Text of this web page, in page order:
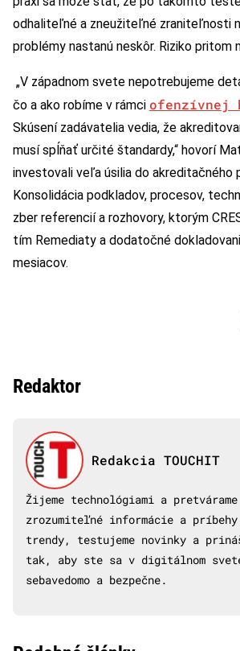
odhaliteľné a zneužiteľné zraniteľnosti
problémy nastanú neskôr. Riziko pritom
„V západnom svete nepotrebujeme
čo a ako robíme v rámci ofenzívnej
Skúsení zadávatelia vedia, že
musí spĺňať určité štandardy,“ hovorí
investovali veľa úsilia do akreditačného
Konsolidácia podkladov, procesov,
zber referencií a rozhovory, ktorým
tím Remediaty a dodatočné
mesiacov.
Redaktor
Redakcia TOUCHIT
Žijeme technológiami a
zrozumiteľné informácie a
trendy, testujeme novinky a
tak, aby ste sa v digitálnom
sebavedomo a bezpečne.